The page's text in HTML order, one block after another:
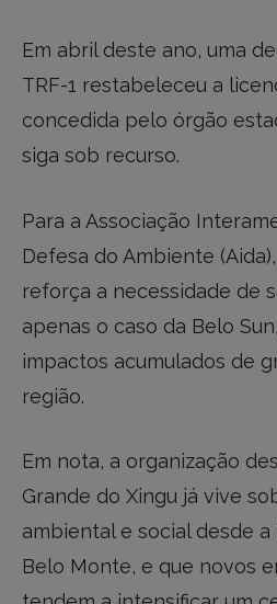
Em abril deste ano, uma
TRF-1 restabeleceu a
concedida pelo órgão
siga sob recurso.
Para a Associação
Defesa do Ambiente
reforça a necessidade de
apenas o caso da Belo
impactos acumulados de
região.
Em nota, a organização
Grande do Xingu já vive
ambiental e social desde
Belo Monte, e que novos